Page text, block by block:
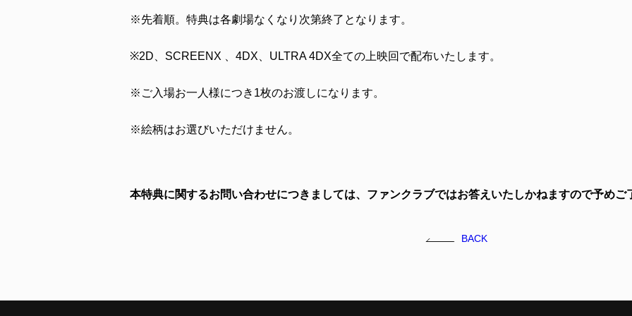
※先着順。特典は各劇場なくなり次第終了となります。
※2D、SCREENX 、4DX、ULTRA 4DX全ての上映回で配布いたします。
※ご入場お一人様につき1枚のお渡しになります。
※絵柄はお選びいただけません。
本特典に関するお問い合わせにつきましては、ファンクラブではお答えいたしかねますので予めご
BACK